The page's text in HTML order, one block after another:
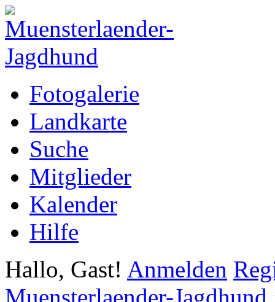
Fotogalerie
Landkarte
Suche
Mitglieder
Kalender
Hilfe
Hallo, Gast! Anmelden